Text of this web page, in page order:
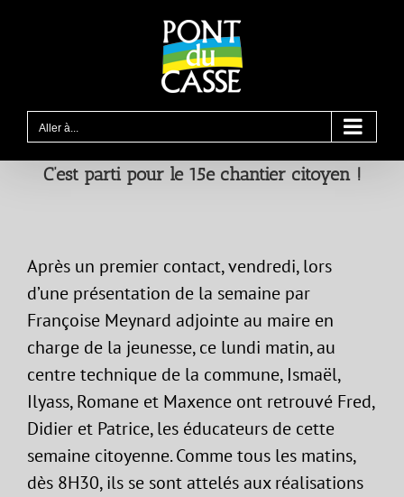
Aller à...
C’est parti pour le 15e chantier citoyen !
Après un premier contact, vendredi, lors
d’une présentation de la semaine par
Françoise Meynard adjointe au maire en
charge de la jeunesse, ce lundi matin, au
centre technique de la commune, Ismaël,
Ilyass, Romane et Maxence ont retrouvé Fred,
Didier et Patrice, les éducateurs de cette
semaine citoyenne. Comme tous les matins,
dès 8H30, ils se sont attelés aux réalisations